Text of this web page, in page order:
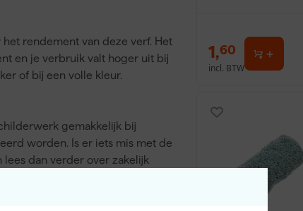
rendement van deze verf. Het
en je verbruik valt hoger uit bij
of bij een volle kleur.
gemakkelijk bij
worden. Is er iets mis met de
dan verder over zakelijk
1,60
incl. BTW